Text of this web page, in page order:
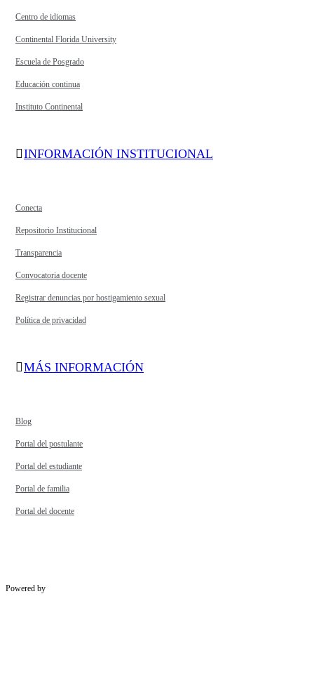
Centro de idiomas
Continental Florida University
Escuela de Posgrado
Educación continua
Instituto Continental
INFORMACIÓN INSTITUCIONAL
Conecta
Repositorio Institucional
Transparencia
Convocatoria docente
Registrar denuncias por hostigamiento sexual
Política de privacidad
MÁS INFORMACIÓN
Blog
Portal del postulante
Portal del estudiante
Portal de familia
Portal del docente
Powered by